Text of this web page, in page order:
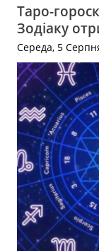
Таро-
Зодіаку
Середа, 5